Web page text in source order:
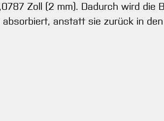
Zoll (2 mm). Dadurch wird die
anstatt sie zurück in